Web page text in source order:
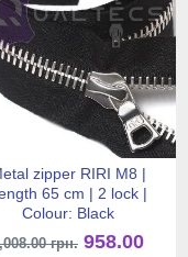
zipper RIRI M8 |
65 cm | 2 lock |
Colour: Black
грн. 958.00